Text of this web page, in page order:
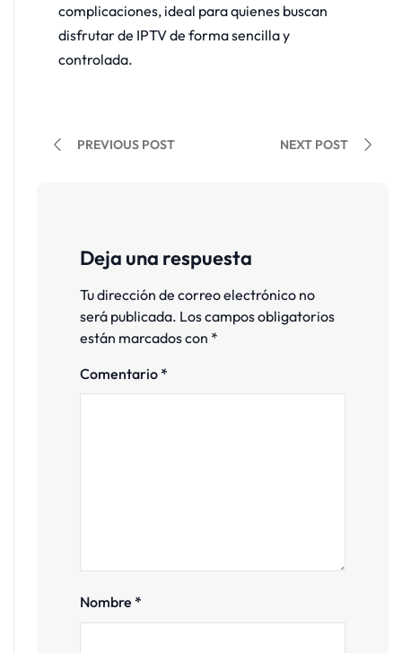
complicaciones, ideal para quienes buscan
disfrutar de IPTV de forma sencilla y
controlada.
PREVIOUS POST NEXT POST
Deja una respuesta
Tu dirección de correo electrónico no
será publicada. Los campos obligatorios
están marcados con *
Comentario*
Nombre*